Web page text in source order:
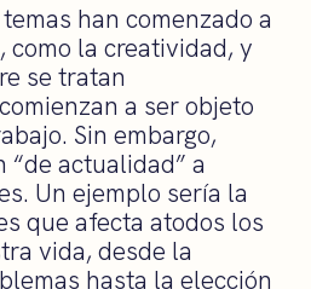
han comenzado a
como la creatividad, y
se tratan
a ser objeto
Sin embargo,
“de actualidad” a
Un ejemplo sería la
que afecta atodos los
vida, desde la
hasta la elección